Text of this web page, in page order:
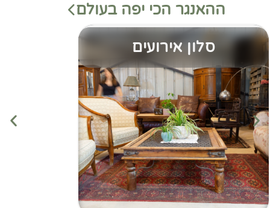
ההאנגר הכי יפה בעולם
סלון אירועים